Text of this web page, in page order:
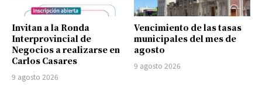
Invitan a la Ronda
Interprovincial de
Negocios a realizarse en
Carlos Casares
9 agosto 2026
Vencimiento de las tasas
municipales del mes de
agosto
9 agosto 2026